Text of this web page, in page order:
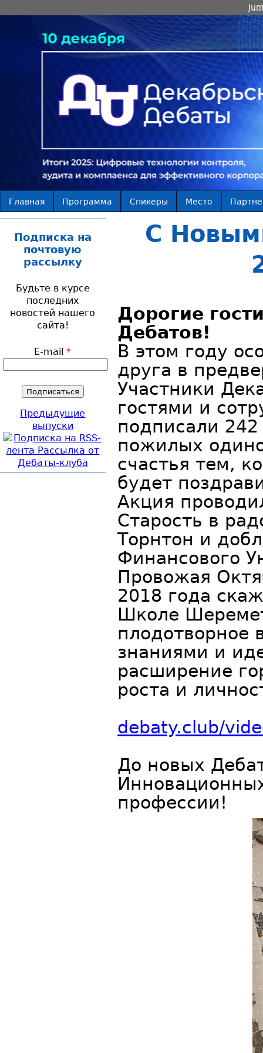
Главная Программа Спикеры Место
С
Дорогие
Дебатов!
В этом году
друга в
Участники
гостями и
подписали
пожилых
счастья тем,
будет
Акция
Старость в
Торнтон и
Финансового
Провожая
2018 года
Школе
плодотворное
знаниями и
расширение
роста и
debaty.club/
До новых
профессии!
Подписка на
почтовую
рассылку
Будьте в курсе
последних
новостей нашего
сайта!
E-mail*
Предыдущие
выпуски